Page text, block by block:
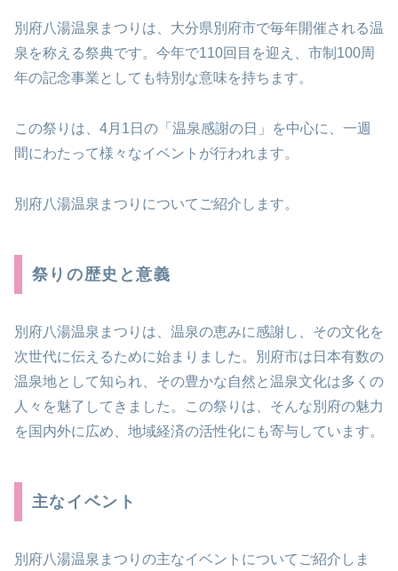
別府八湯温泉まつりは、大分県別府市で毎年開催される温
泉を称える祭典です。今年で110回目を迎え、市制100周
年の記念事業としても特別な意味を持ちます。
この祭りは、4月1日の「温泉感謝の日」を中心に、一週
間にわたって様々なイベントが行われます。
別府八湯温泉まつりについてご紹介します。
祭りの歴史と意義
別府八湯温泉まつりは、温泉の恵みに感謝し、その文化を
次世代に伝えるために始まりました。別府市は日本有数の
温泉地として知られ、その豊かな自然と温泉文化は多くの
人々を魅了してきました。この祭りは、そんな別府の魅力
を国内外に広め、地域経済の活性化にも寄与しています。
主なイベント
別府八湯温泉まつりの主なイベントについてご紹介しま